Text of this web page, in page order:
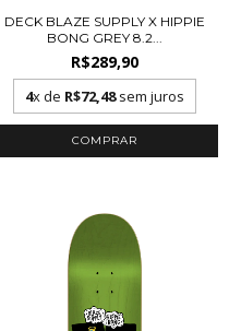
DECK BLAZE SUPPLY X HIPPIE
BONG GREY 8.2...
R$289,90
4x de R$72,48sem juros